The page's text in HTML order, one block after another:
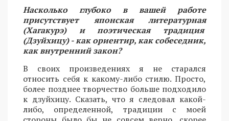
Насколько глубоко в вашей работе
присутствует японская литературная
(Хагакурэ) и поэтическая традиция
(Дзуйхицу) - как ориентир, как собеседник,
как внутренний закон?
В своих произведениях я не старался
относить себя к какому-либо стилю. Просто,
более позднее творчество больше подходило
к дзуйхицу. Сказать, что я следовал какой-
либо, определенной, традиции с моей